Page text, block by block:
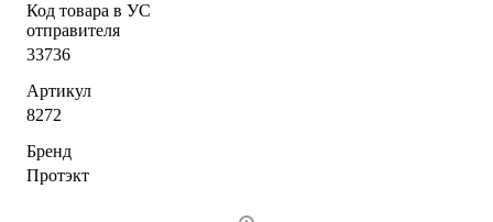
Код товара в УС
отправителя
33736
Артикул
8272
Бренд
Протэкт